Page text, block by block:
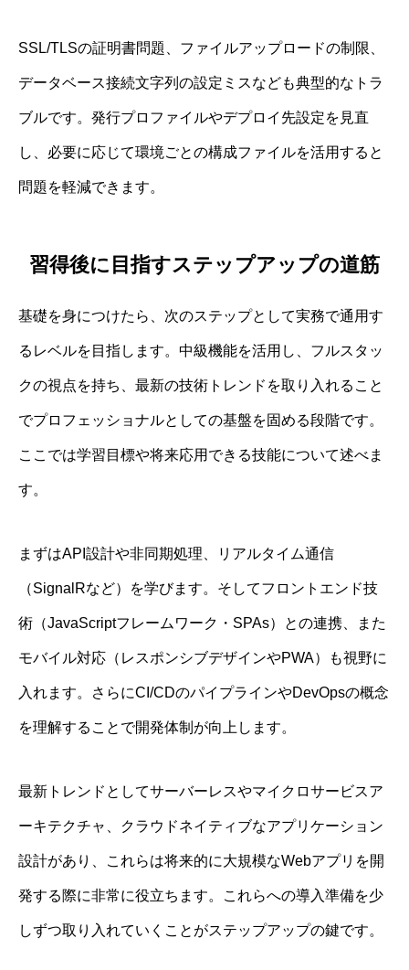
SSL/TLSの証明書問題、ファイルアップロードの制限、
データベース接続文字列の設定ミスなども典型的なトラ
ブルです。発行プロファイルやデプロイ先設定を見直
し、必要に応じて環境ごとの構成ファイルを活用すると
問題を軽減できます。
習得後に目指すステップアップの道筋
基礎を身につけたら、次のステップとして実務で通用す
るレベルを目指します。中級機能を活用し、フルスタッ
クの視点を持ち、最新の技術トレンドを取り入れること
でプロフェッショナルとしての基盤を固める段階です。
ここでは学習目標や将来応用できる技能について述べま
す。
まずはAPI設計や非同期処理、リアルタイム通信
（SignalRなど）を学びます。そしてフロントエンド技
術（JavaScriptフレームワーク・SPAs）との連携、また
モバイル対応（レスポンシブデザインやPWA）も視野に
入れます。さらにCI/CDのパイプラインやDevOpsの概念
を理解することで開発体制が向上します。
最新トレンドとしてサーバーレスやマイクロサービスア
ーキテクチャ、クラウドネイティブなアプリケーション
設計があり、これらは将来的に大規模なWebアプリを開
発する際に非常に役立ちます。これらへの導入準備を少
しずつ取り入れていくことがステップアップの鍵です。